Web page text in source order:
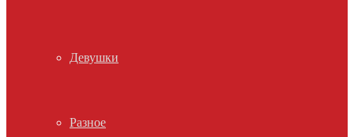
Девушки
Разное